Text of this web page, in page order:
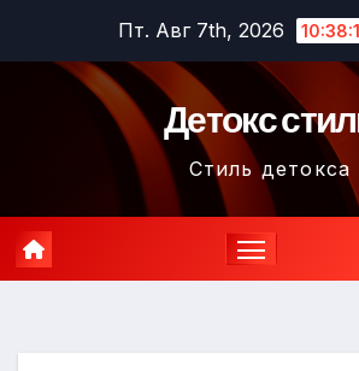
содержимому
Пт. Авг 7th, 2026
Детокс
Стиль детокса